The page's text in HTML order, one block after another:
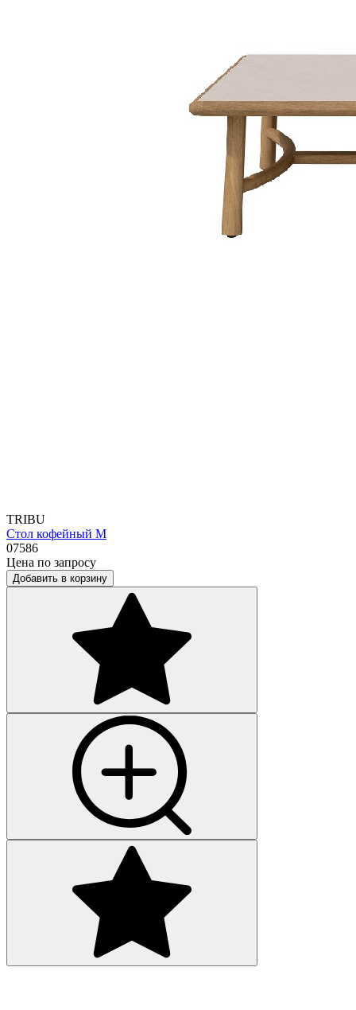
TRIBU
Стол кофейный М
07586
Цена по запросу
Добавить в корзину